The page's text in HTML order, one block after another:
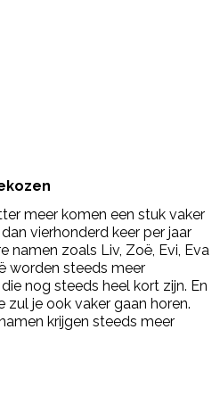
meer komen een stuk vaker
vierhonderd keer per jaar
namen zoals Liv, Zoë, Evi, Eva
worden steeds meer
nog steeds heel kort zijn. En
zul je ook vaker gaan horen.
krijgen steeds meer